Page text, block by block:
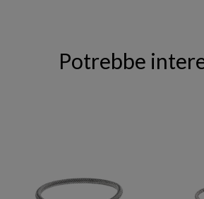
Potrebbe